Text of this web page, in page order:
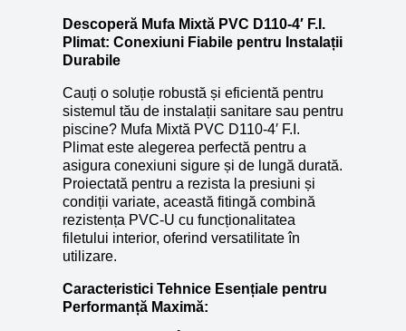
Descoperă Mufa Mixtă PVC D110-4′ F.I.
Plimat: Conexiuni Fiabile pentru Instalații
Durabile
Cauți o soluție robustă și eficientă pentru
sistemul tău de instalații sanitare sau pentru
piscine? Mufa Mixtă PVC D110-4′ F.I.
Plimat este alegerea perfectă pentru a
asigura conexiuni sigure și de lungă durată.
Proiectată pentru a rezista la presiuni și
condiții variate, această fitingă combină
rezistența PVC-U cu funcționalitatea
filetului interior, oferind versatilitate în
utilizare.
Caracteristici Tehnice Esențiale pentru
Performanță Maximă: